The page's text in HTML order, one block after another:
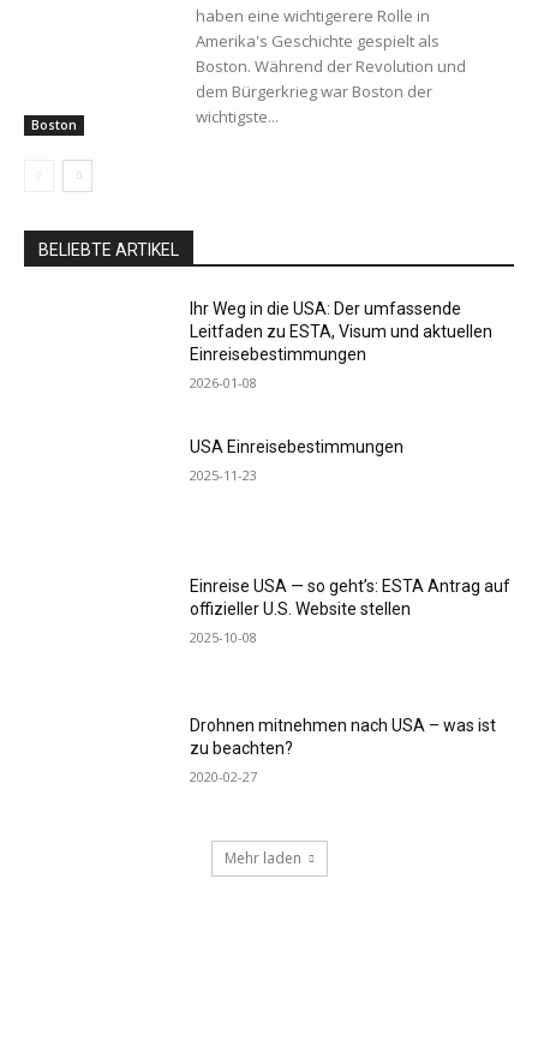
Boston
haben eine wichtigerere Rolle in
Amerika's Geschichte gespielt als
Boston. Während der Revolution und
dem Bürgerkrieg war Boston der
wichtigste...
BELIEBTE ARTIKEL
Ihr Weg in die USA: Der umfassende
Leitfaden zu ESTA, Visum und aktuellen
Einreisebestimmungen
2026-01-08
USA Einreisebestimmungen
2025-11-23
Einreise USA — so geht’s: ESTA Antrag auf
offizieller U.S. Website stellen
2025-10-08
Drohnen mitnehmen nach USA – was ist
zu beachten?
2020-02-27
Mehr laden